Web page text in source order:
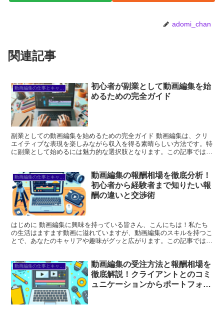
adomi_chan
関連記事
動画編集の仕事とキャリア
初心者が副業として動画編集を始
めるための完全ガイド
副業としての動画編集を始めるための完全ガイド 動画編集は、クリ
エイティブな表現を楽しみながら収入を得る素晴らしい方法です。特
に副業として始めるには魅力的な選択肢となります。この記事では、
動画編集の仕事とキャリア
動画編集の報酬相場を徹底分析！
初心者から経験者まで知りたい報
酬の違いと交渉術
はじめに 動画編集に興味を持っている皆さん、こんにちは！私たち
の生活はますます動画に溢れていますが、動画編集のスキルを持つこ
とで、あなたのキャリアや趣味がグッと広がります。この記事では、
動画編集の仕事とキャリア
動画編集の受注方法と報酬相場を
徹底解説！クライアントとのコミ
ュニケーションからポートフォリ